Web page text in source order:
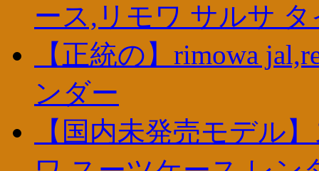
ース,リモワ サルサ タ
【正統の】rimowa
ンダー
【国内未発売モデル